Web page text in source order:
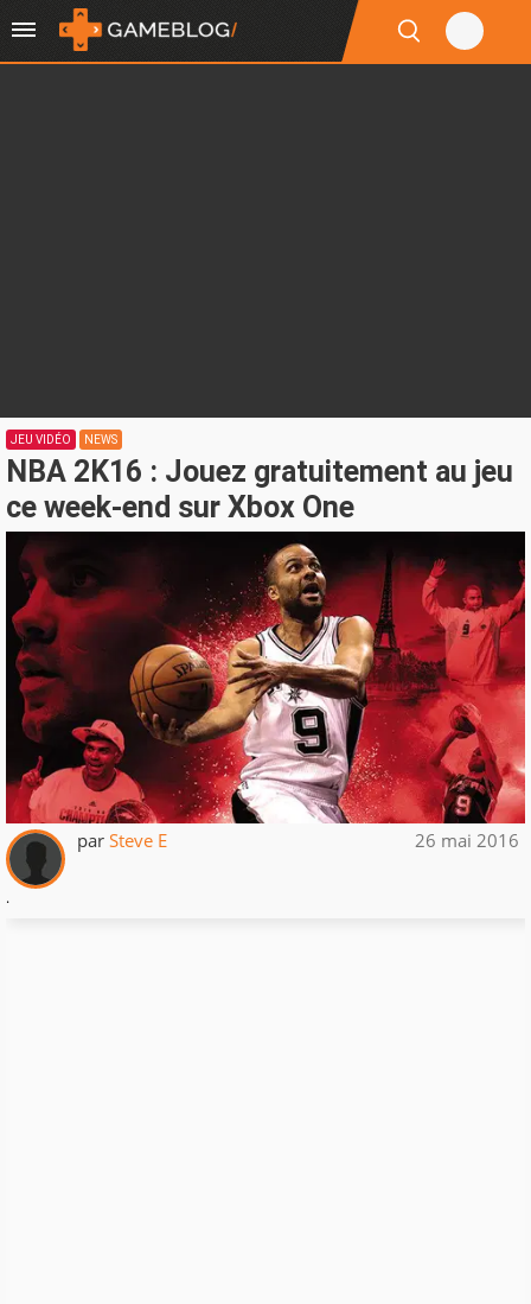
JEU VIDÉO NEWS
NBA 2K16 : Jouez gratuitement au jeu
ce week-end sur Xbox One
par Steve E 26 mai 2016
.